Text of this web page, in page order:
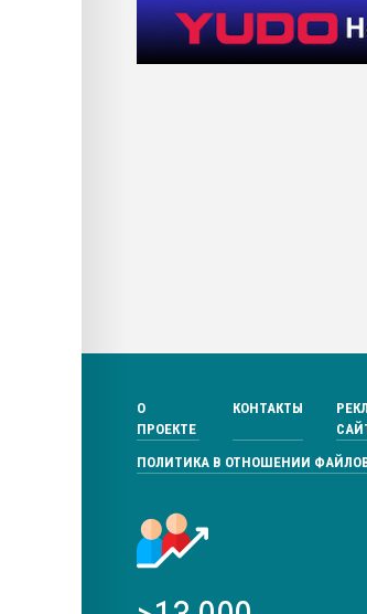
О
ПРОЕКТЕ
КОНТАКТЫ
ПОЛИТИКА В ОТНОШЕНИИ ФАЙЛОВ